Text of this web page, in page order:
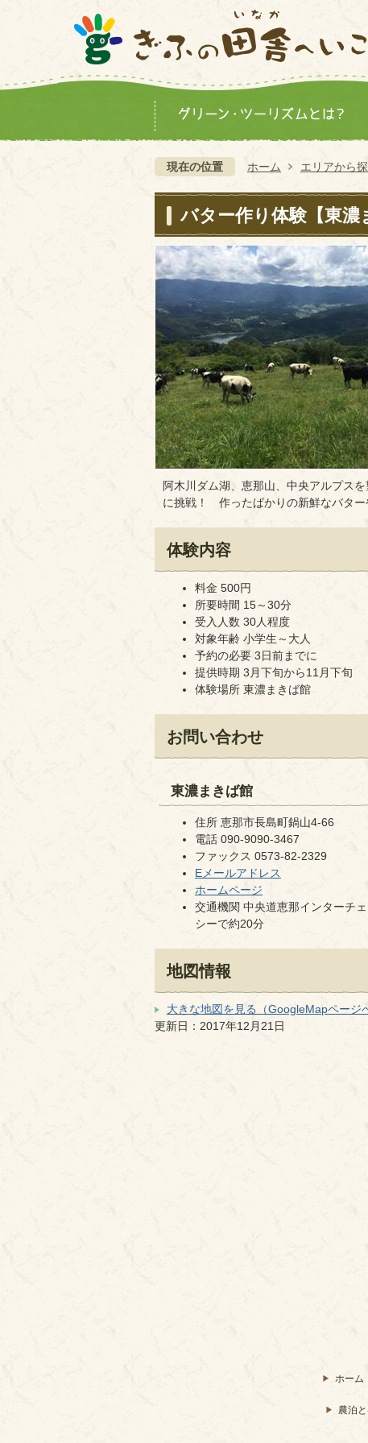
現在の位置 ホーム エリアから
バター作り体験【東濃
阿木川ダム湖、恵那山、中央アルプス
に挑戦！ 作ったばかりの新鮮なバター
体験内容
料金 500円
所要時間 15～30分
受入人数 30人程度
対象年齢 小学生～大人
予約の必要 3日前までに
提供時期 3月下旬から11月下旬
体験場所 東濃まきば館
お問い合わせ
東濃まきば館
住所 恵那市長島町鍋山4-66
電話 090-9090-3467
ファックス 0573-82-2329
Eメールアドレス
ホームページ
交通機関 中央道恵那インターチ
シーで約20分
地図情報
大きな地図を見る（GoogleMapページ
更新日：2017年12月21日
ホーム
農泊と